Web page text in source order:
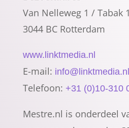
Van Nelleweg 1 / Tabak
3044 BC Rotterdam
www.linktmedia.nl
E-mail: info@linktmedia.nl
Telefoon: +31 (0)10-310
Mestre.nl is onderdeel